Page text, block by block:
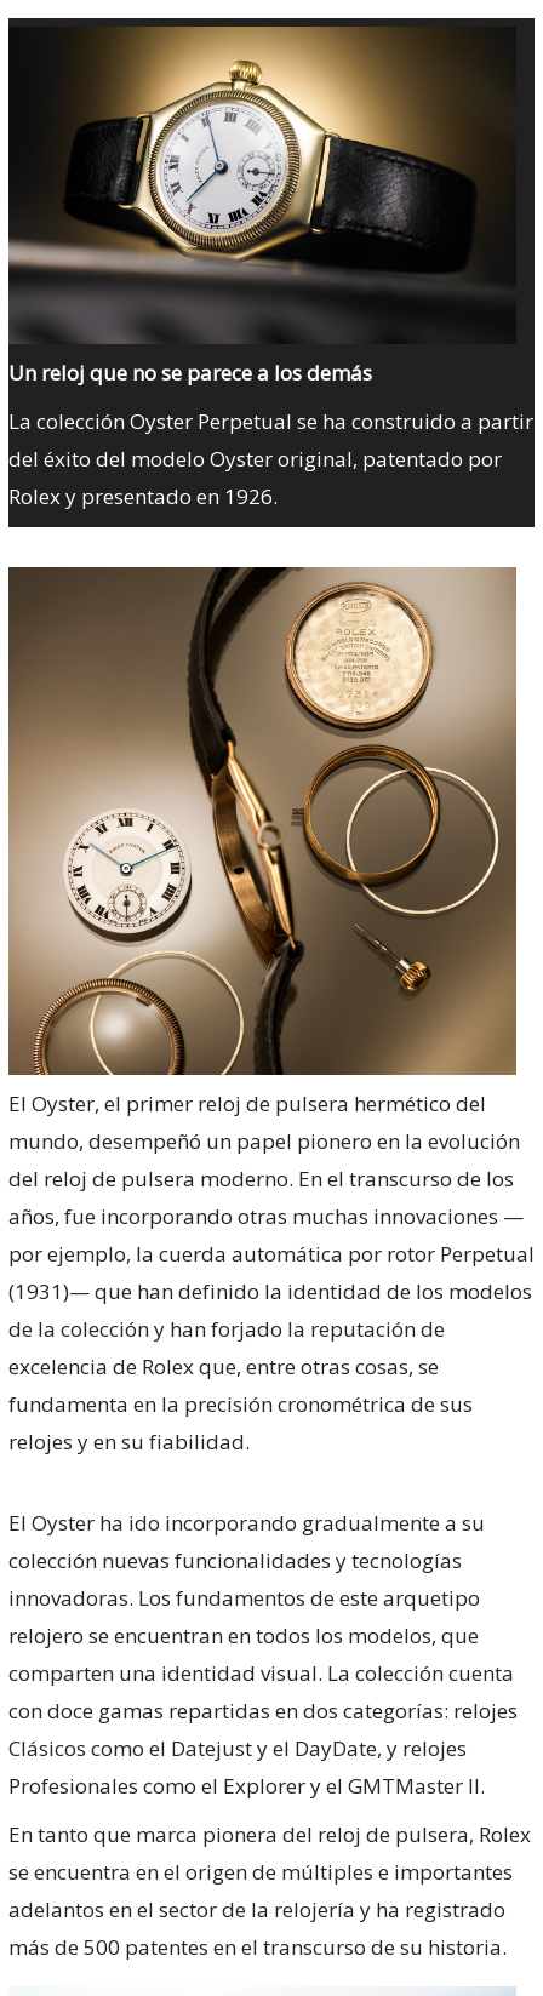
Un reloj que no se parece a los demás
La colección Oyster Perpetual se ha construido a partir
del éxito del modelo Oyster original, patentado por
Rolex y presentado en 1926.
El Oyster, el primer reloj de pulsera hermético del
mundo, desempeñó un papel pionero en la evolución
del reloj de pulsera moderno. En el transcurso de los
años, fue incorporando otras muchas innovaciones —
por ejemplo, la cuerda automática por rotor Perpetual
(1931)— que han definido la identidad de los modelos
de la colección y han forjado la reputación de
excelencia de Rolex que, entre otras cosas, se
fundamenta en la precisión cronométrica de sus
relojes y en su fiabilidad.
El Oyster ha ido incorporando gradualmente a su
colección nuevas funcionalidades y tecnologías
innovadoras. Los fundamentos de este arquetipo
relojero se encuentran en todos los modelos, que
comparten una identidad visual. La colección cuenta
con doce gamas repartidas en dos categorías: relojes
Clásicos como el Datejust y el DayDate, y relojes
Profesionales como el Explorer y el GMTMaster II.
En tanto que marca pionera del reloj de pulsera, Rolex
se encuentra en el origen de múltiples e importantes
adelantos en el sector de la relojería y ha registrado
más de 500 patentes en el transcurso de su historia.